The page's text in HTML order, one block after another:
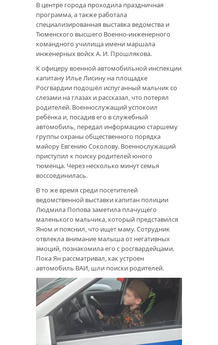
В центре города проходила праздничная
программа, а также работала
специализированная выставка ведомства и
Тюменского высшего Военно-инженерного
командного училища имени маршала
инженерных войск А. И. Прошлякова.
К офицеру военной автомобильной инспекции
капитану Илье Лисину на площадке
Росгвардии подошёл испуганный мальчик со
слезами на глазах и рассказал, что потерял
родителей. Военнослужащий успокоил
ребёнка и, посадив его в служебный
автомобиль, передал информацию старшему
группы охраны общественного порядка
майору Евгению Соколову. Военнослужащий
приступил к поиску родителей юного
тюменца. Через несколько минут семья
воссоединилась.
В то же время среди посетителей
ведомственной выставки капитан полиции
Людмила Попова заметила плачущего
маленького мальчика, который представился
Яном и пояснил, что ищет маму. Сотрудник
отвлекла внимание малыша от негативных
эмоций, познакомила его с росгвардейцами.
Пока Ян рассматривал, как устроен
автомобиль ВАИ, шли поиски родителей.